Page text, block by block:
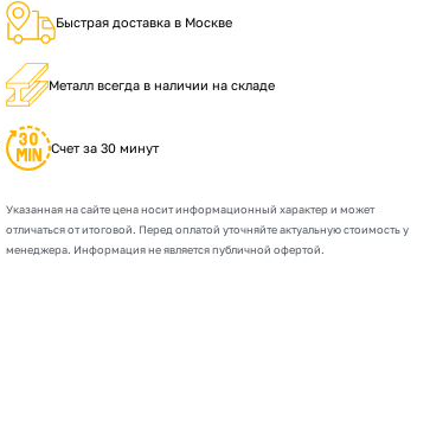
Быстрая доставка в Москве
Металл всегда в наличии на складе
Счет за 30 минут
Указанная на сайте цена носит информационный характер и может
отличаться от итоговой. Перед оплатой уточняйте актуальную стоимость у
менеджера. Информация не является публичной офертой.